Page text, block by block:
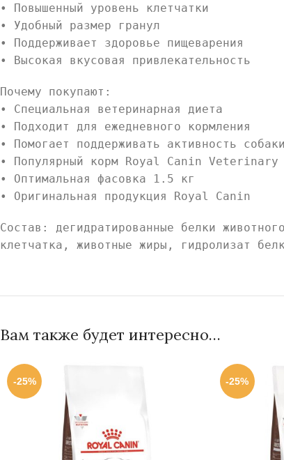
• Повышенный уровень клетчатки
• Удобный размер гранул
• Поддерживает здоровье пищеварения
• Высокая вкусовая привлекательность
Почему покупают:
• Специальная ветеринарная диета
• Подходит для ежедневного кормления
• Помогает поддерживать активность собаки
• Популярный корм Royal Canin Veterinary
• Оптимальная фасовка 1.5 кг
• Оригинальная продукция Royal Canin
Состав: дегидратированные белки
клетчатка, животные жиры, гидролизат
Вам также будет интересно…
-25% -25%